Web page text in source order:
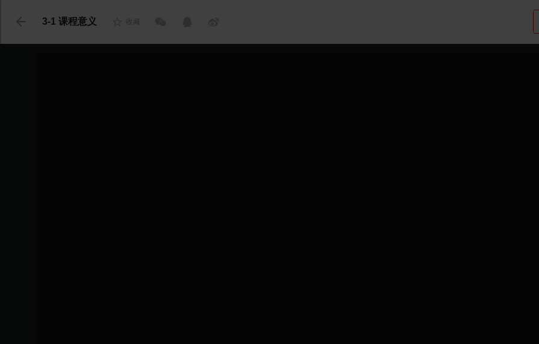
3-1 课程意义 收藏